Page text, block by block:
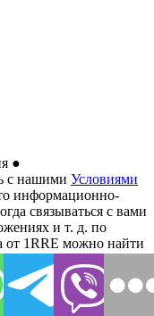
●
с нашими Условиями
информационно-
связываться с вами
и т. д. по
от 1RRE можно найти